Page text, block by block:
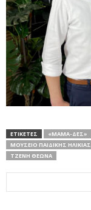
ΕΤΙΚΕΤΕΣ «ΜΑΜΆ-ΔΕΣ»
ΜΟΥΣΕΊΟ ΠΑΙΔΙΚΉΣ ΗΛΙΚΊΑΣ
ΤΖΈΝΗ ΘΕΩΝΆ